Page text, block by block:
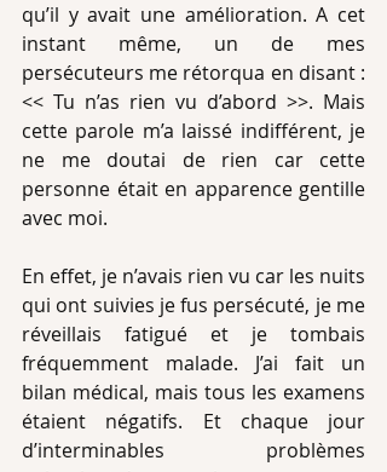
qu’il y avait une amélioration. A cet
instant même, un de mes
persécuteurs me rétorqua en disant :
<< Tu n’as rien vu d’abord >>. Mais
cette parole m’a laissé indifférent, je
ne me doutai de rien car cette
personne était en apparence gentille
avec moi.
En effet, je n’avais rien vu car les nuits
qui ont suivies je fus persécuté, je me
réveillais fatigué et je tombais
fréquemment malade. J’ai fait un
bilan médical, mais tous les examens
étaient négatifs. Et chaque jour
d’interminables problèmes